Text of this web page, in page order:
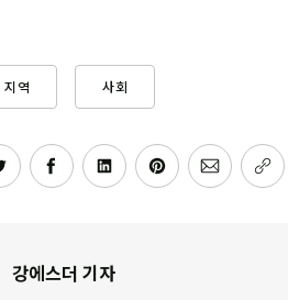
지역 사회
강에스더 기자